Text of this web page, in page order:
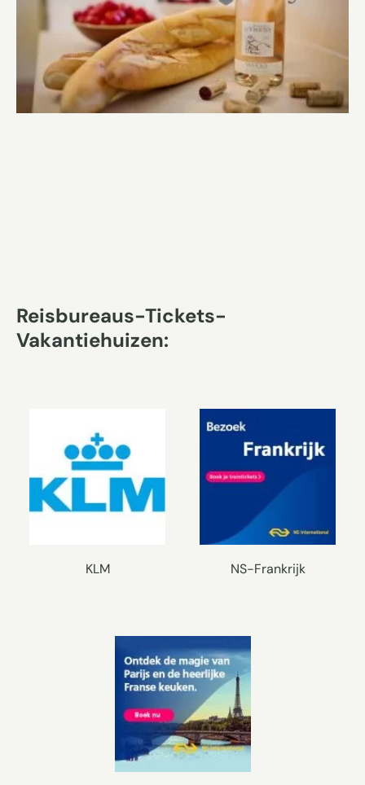
Reisbureaus-Tickets-
Vakantiehuizen:
KLM NS-Frankrijk